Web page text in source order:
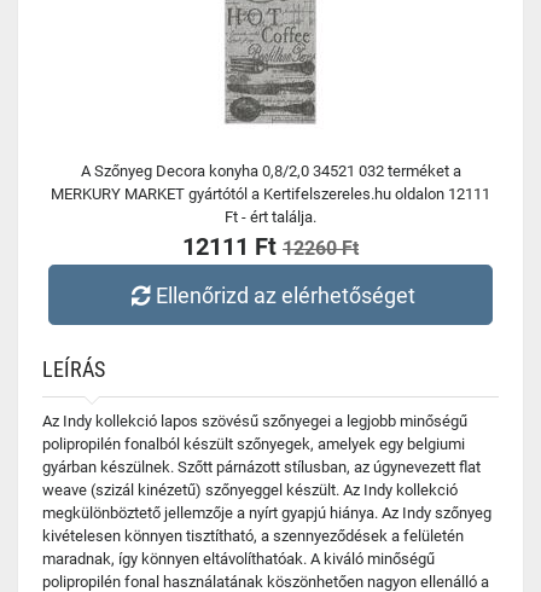
A Szőnyeg Decora konyha 0,8/2,0 34521 032 terméket a
MERKURY MARKET gyártótól a Kertifelszereles.hu oldalon 12111
Ft - ért találja.
12111 Ft 12260 Ft
Ellenőrizd az elérhetőséget
LEÍRÁS
Az Indy kollekció lapos szövésű szőnyegei a legjobb minőségű
polipropilén fonalból készült szőnyegek, amelyek egy belgiumi
gyárban készülnek. Szőtt párnázott stílusban, az úgynevezett flat
weave (szizál kinézetű) szőnyeggel készült. Az Indy kollekció
megkülönböztető jellemzője a nyírt gyapjú hiánya. Az Indy szőnyeg
kivételesen könnyen tisztítható, a szennyeződések a felületén
maradnak, így könnyen eltávolíthatóak. A kiváló minőségű
polipropilén fonal használatának köszönhetően nagyon ellenálló a